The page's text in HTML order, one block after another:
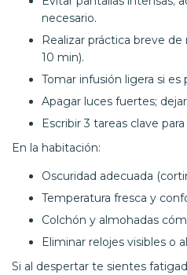
necesario.
Realizar práctica breve
10 min).
Tomar infusión ligera si es
Apagar luces fuertes;
Escribir 3 tareas clave
En la habitación:
Oscuridad adecuada
Temperatura fresca y
Colchón y almohadas
Eliminar relojes visibles o
Si al despertar te sientes